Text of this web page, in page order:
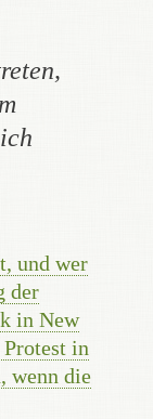
und wer
der
in New
in
wenn die